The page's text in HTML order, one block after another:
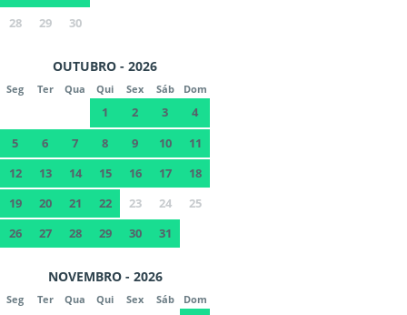
28
29 30
OUTUBRO - 2026
Seg Ter Qua Qui Sex Sáb Dom
1 2 3
4
5
6 7 8 9 10
11
12
13 14 15 16 17
18
19
20 21 22 23 24
25
26
27 28 29 30 31
NOVEMBRO - 2026
Seg Ter Qua Qui Sex Sáb Dom